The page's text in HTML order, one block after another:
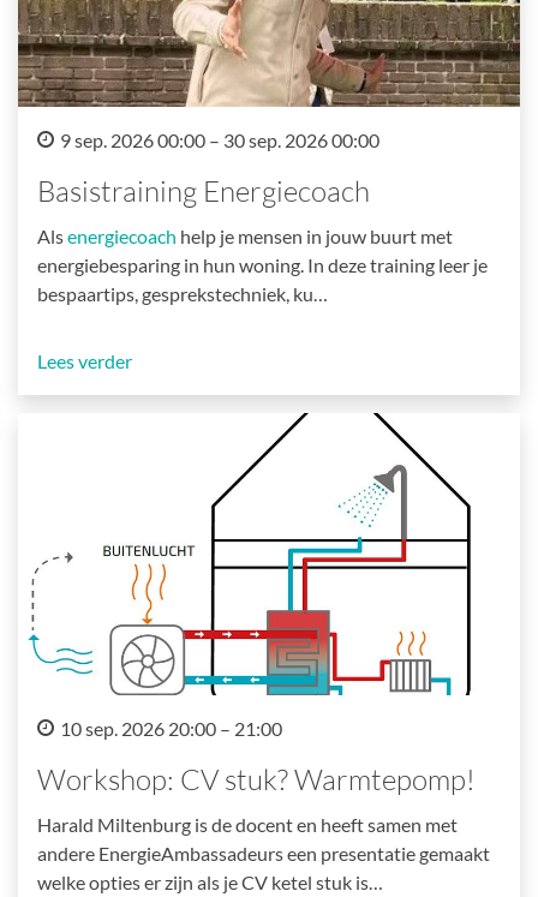
9 sep. 2026 00:00 – 30 sep. 2026 00:00
Basistraining Energiecoach
Alsenergiecoach help je mensen in jouw buurt met
energiebesparing in hun woning. In deze training leer je
bespaartips, gesprekstechniek, ku…
Lees verder
10 sep. 2026 20:00 – 21:00
Workshop: CV stuk? Warmtepomp!
Harald Miltenburg is de docent en heeft samen met
andere EnergieAmbassadeurs een presentatie gemaakt
welke opties er zijn als je CV ketel stuk is…